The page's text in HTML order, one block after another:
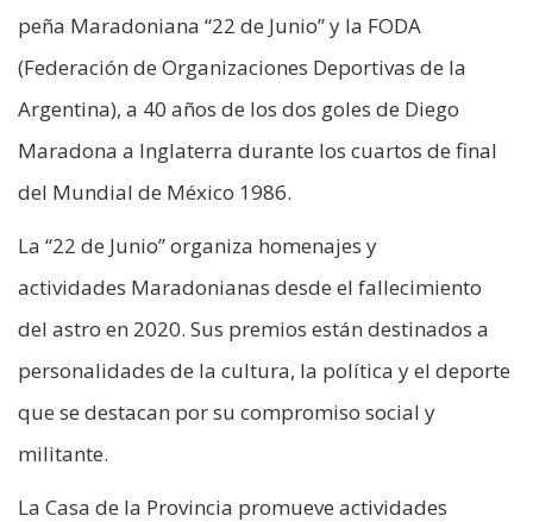
peña Maradoniana “22 de Junio” y la FODA
(Federación de Organizaciones Deportivas de la
Argentina), a 40 años de los dos goles de Diego
Maradona a Inglaterra durante los cuartos de final
del Mundial de México 1986.
La “22 de Junio” organiza homenajes y
actividades Maradonianas desde el fallecimiento
del astro en 2020. Sus premios están destinados a
personalidades de la cultura, la política y el deporte
que se destacan por su compromiso social y
militante.
La Casa de la Provincia promueve actividades